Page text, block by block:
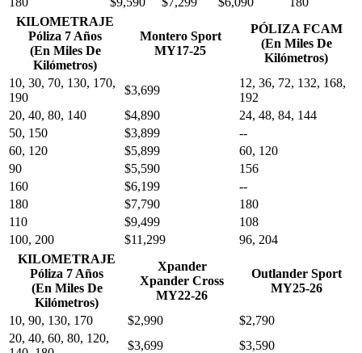
KILOMETRAJE
Póliza 7 Años
(En Miles De
Kilómetros)
Montero Sport
MY17-25
PÓLIZA FCAM
(En Miles De
Kilómetros)
10, 30, 70, 130, 170,
190
$3,699
12, 36, 72, 132, 168,
192
20, 40, 80, 140
$4,890
24, 48, 84, 144
50, 150
$3,899
--
60, 120
$5,899
60, 120
90
$5,590
156
160
$6,199
--
180
$7,790
180
110
$9,499
108
100, 200
$11,299
96, 204
KILOMETRAJE
Póliza 7 Años
(En Miles De
Kilómetros)
Xpander
Xpander Cross
MY22-26
Outlander Sport
MY25-26
10, 90, 130, 170 $2,990
$2,790
20, 40, 60, 80, 120,
$3,699 $3,590